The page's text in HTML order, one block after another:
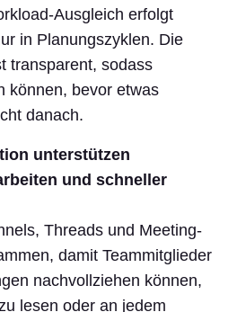
Ausgleich erfolgt
in Planungszyklen. Die
transparent, sodass
können, bevor etwas
danach.
unterstützen
und schneller
Threads und Meeting-
damit Teammitglieder
nachvollziehen können,
lesen oder an jedem